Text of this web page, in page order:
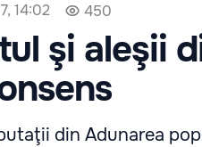
14:02 450
şi aleşii
din Adunarea